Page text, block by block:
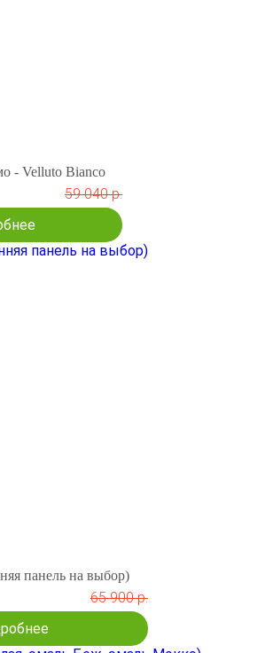
- Velluto Bianco
59 040 р.
панель на выбор)
65 900 р.